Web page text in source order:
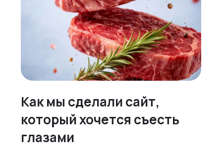
Как мы сделали сайт,
который хочется съесть
глазами